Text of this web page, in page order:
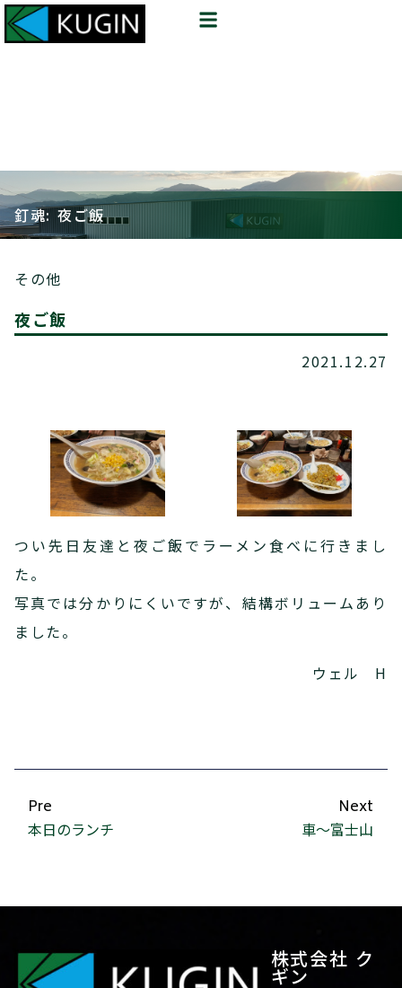
釘魂: 夜ご飯
その他
夜ご飯
2021.12.27
つい先日友達と夜ご飯でラーメン食べに行きまし
た。
写真では分かりにくいですが、結構ボリュームあり
ました。
ウェル H
Pre
本日のランチ
Next
車～富士山
株式会社 ク
ギン